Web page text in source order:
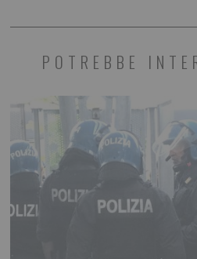
POTREBBE